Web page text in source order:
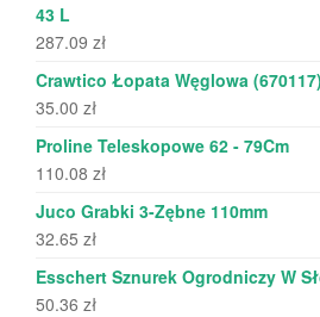
43 L
287.09 zł
Crawtico Łopata Węglowa (670117)
35.00 zł
Proline Teleskopowe 62 - 79Cm
110.08 zł
Juco Grabki 3-Zębne 110mm
32.65 zł
Esschert Sznurek Ogrodniczy W
50.36 zł